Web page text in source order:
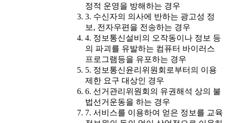
정적 운영을 방해하는 경우
3. 수신자의 의사에 반하는 광고성 정
보, 전자우편을 전송하는 경우
4. 정보통신설비의 오작동이나 정보 등
의 파괴를 유발하는 컴퓨터 바이러스
프로그램등을 유포하는 경우
5. 정보통신윤리위원회로부터의 이용
제한 요구 대상인 경우
6. 선거관리위원회의 유권해석 상의 불
법선거운동을 하는 경우
7. 서비스를 이용하여 얻은 정보를 교육